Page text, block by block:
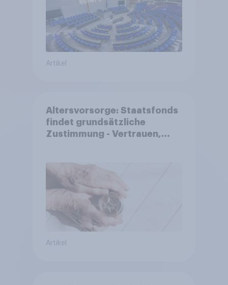
Artikel
Altersvorsorge: Staatsfonds
findet grundsätzliche
Zustimmung - Vertrauen,
Akzeptanz
Artikel